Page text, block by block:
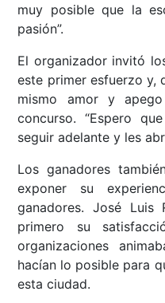
muy posible que la
pasión”.
El organizador invitó
este primer esfuerzo y,
mismo amor y
concurso. “Espero
seguir adelante y les
Los ganadores
exponer su
ganadores. José
primero su
organizaciones
hacían lo posible para
esta ciudad.